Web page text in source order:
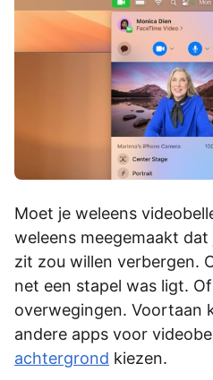
Moet je weleens
weleens meegemaakt
zit zou willen verbergen.
net een stapel was ligt.
overwegingen. Voortaan
andere apps voor
achtergrond kiezen.